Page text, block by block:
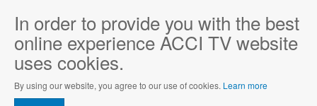
In order to provide you with the best
online experience ACCI TV website
uses cookies.
By using our website, you agree to our use of cookies. Learn more